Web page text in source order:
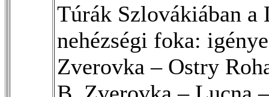
Túrák Szlovákiában
nehézségi foka:
Zverovka – Ostry